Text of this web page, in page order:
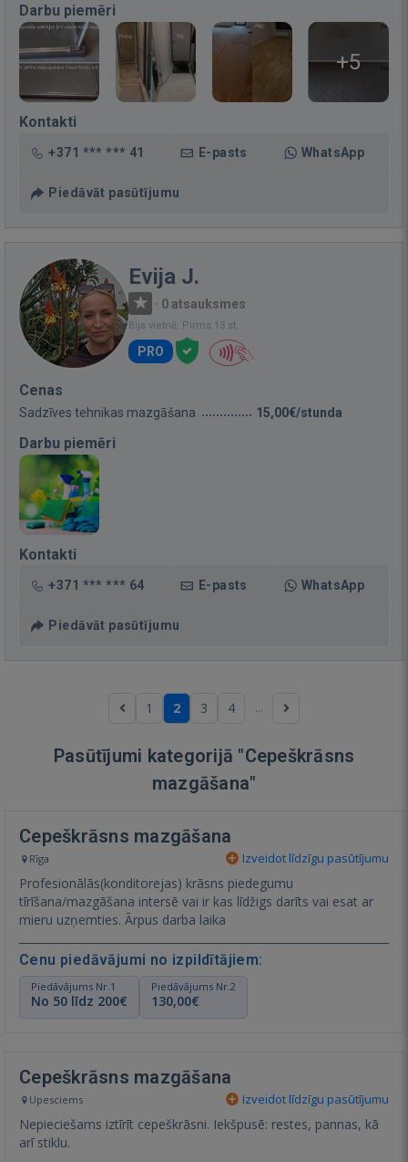
Darbu piemēri
+5
Kontakti
+371 *** *** 41 E-pasts WhatsApp
Piedāvāt pasūtījumu
Evija J.
· 0 atsauksmes
Bija vietnē: Pirms 13 st.
PRO
Cenas
Sadzīves tehnikas mazgāšana 15,00€/stunda
Darbu piemēri
Kontakti
+371 *** *** 64 E-pasts WhatsApp
Piedāvāt pasūtījumu
1 2 3 4 ...
Pasūtījumi kategorijā "Cepeškrāsns
mazgāšana"
Cepeškrāsns mazgāšana
Rīga Izveidot līdzīgu pasūtījumu
Profesionālās(konditorejas) krāsns piedegumu
tīrīšana/mazgāšana intersē vai ir kas līdžigs darīts vai esat ar
mieru uzņemties. Ārpus darba laika
Cenu piedāvājumi no izpildītājiem:
Piedāvājums Nr.1
No 50 līdz 200€
Piedāvājums Nr.2
130,00€
Cepeškrāsns mazgāšana
Upesciems Izveidot līdzīgu pasūtījumu
Nepieciešams iztīrīt cepeškrāsni. Iekšpusē: restes, pannas, kā
arī stiklu.